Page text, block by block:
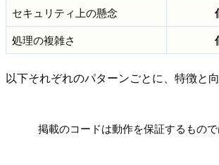
セキュリティ上の懸念
処理の複雑さ
以下それぞれのパターンごとに、特徴と
掲載のコードは動作を保証するもの